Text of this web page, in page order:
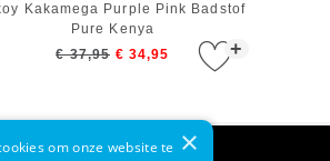
+
Kakamega Purple Pink Badstof
Pure Kenya
€ 37,95 € 34,95
×
om onze website te